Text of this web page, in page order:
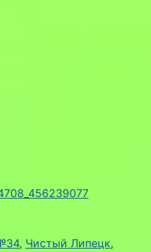
, Чистый Липецк